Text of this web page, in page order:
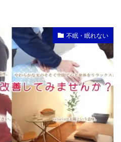
不眠・眠れない